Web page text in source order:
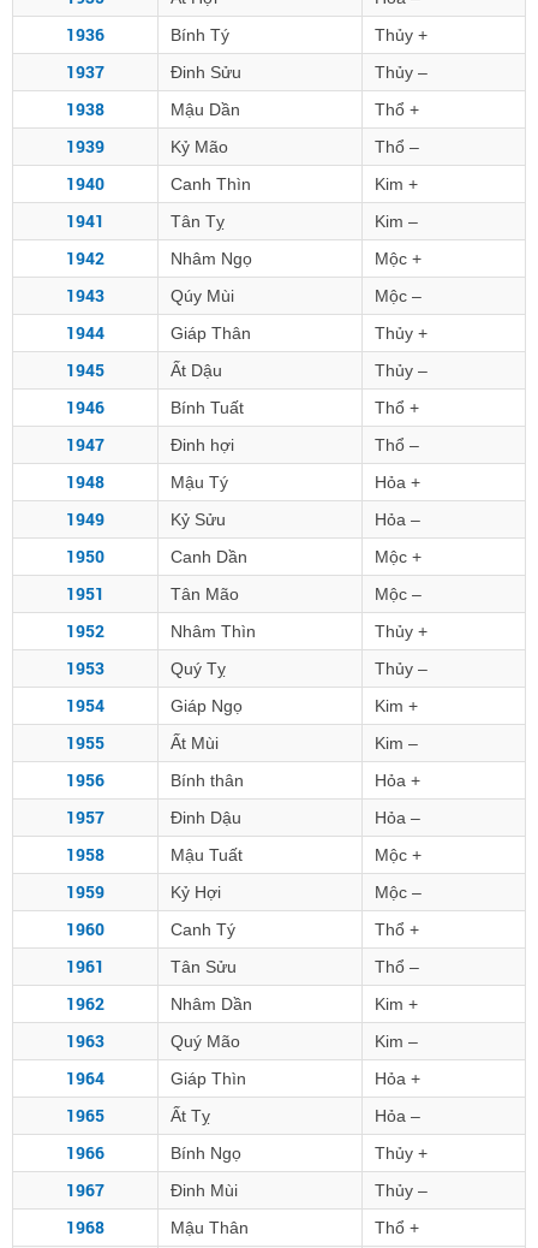
1936 Bính Tý Thủy +
1937 Đinh Sửu Thủy –
1938 Mậu Dần Thổ +
1939 Kỷ Mão Thổ –
1940 Canh Thìn Kim +
1941 Tân Tỵ Kim –
1942 Nhâm Ngọ Mộc +
1943 Qúy Mùi Mộc –
1944 Giáp Thân Thủy +
1945 Ất Dậu Thủy –
1946 Bính Tuất Thổ +
1947 Đinh hợi Thổ –
1948 Mậu Tý Hỏa +
1949 Kỷ Sửu Hỏa –
1950 Canh Dần Mộc +
1951 Tân Mão Mộc –
1952 Nhâm Thìn Thủy +
1953 Quý Tỵ Thủy –
1954 Giáp Ngọ Kim +
1955 Ất Mùi Kim –
1956 Bính thân Hỏa +
1957 Đinh Dậu Hỏa –
1958 Mậu Tuất Mộc +
1959 Kỷ Hợi Mộc –
1960 Canh Tý Thổ +
1961 Tân Sửu Thổ –
1962 Nhâm Dần Kim +
1963 Quý Mão Kim –
1964 Giáp Thìn Hỏa +
1965 Ất Tỵ Hỏa –
1966 Bính Ngọ Thủy +
1967 Đinh Mùi Thủy –
1968 Mậu Thân Thổ +